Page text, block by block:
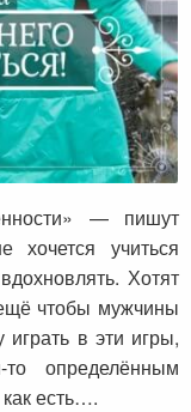
— пишут
хочется учиться
Хотят
чтобы мужчины
в эти игры,
то определённым
есть….